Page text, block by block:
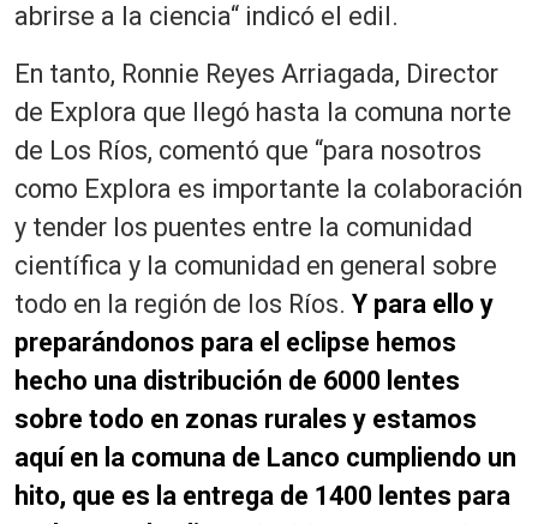
abrirse a la ciencia“ indicó el edil.
En tanto, Ronnie Reyes Arriagada, Director
de Explora que llegó hasta la comuna norte
de Los Ríos, comentó que “para nosotros
como Explora es importante la colaboración
y tender los puentes entre la comunidad
científica y la comunidad en general sobre
todo en la región de los Ríos. Y para ello y
preparándonos para el eclipse hemos
hecho una distribución de 6000 lentes
sobre todo en zonas rurales y estamos
aquí en la comuna de Lanco cumpliendo un
hito, que es la entrega de 1400 lentes para